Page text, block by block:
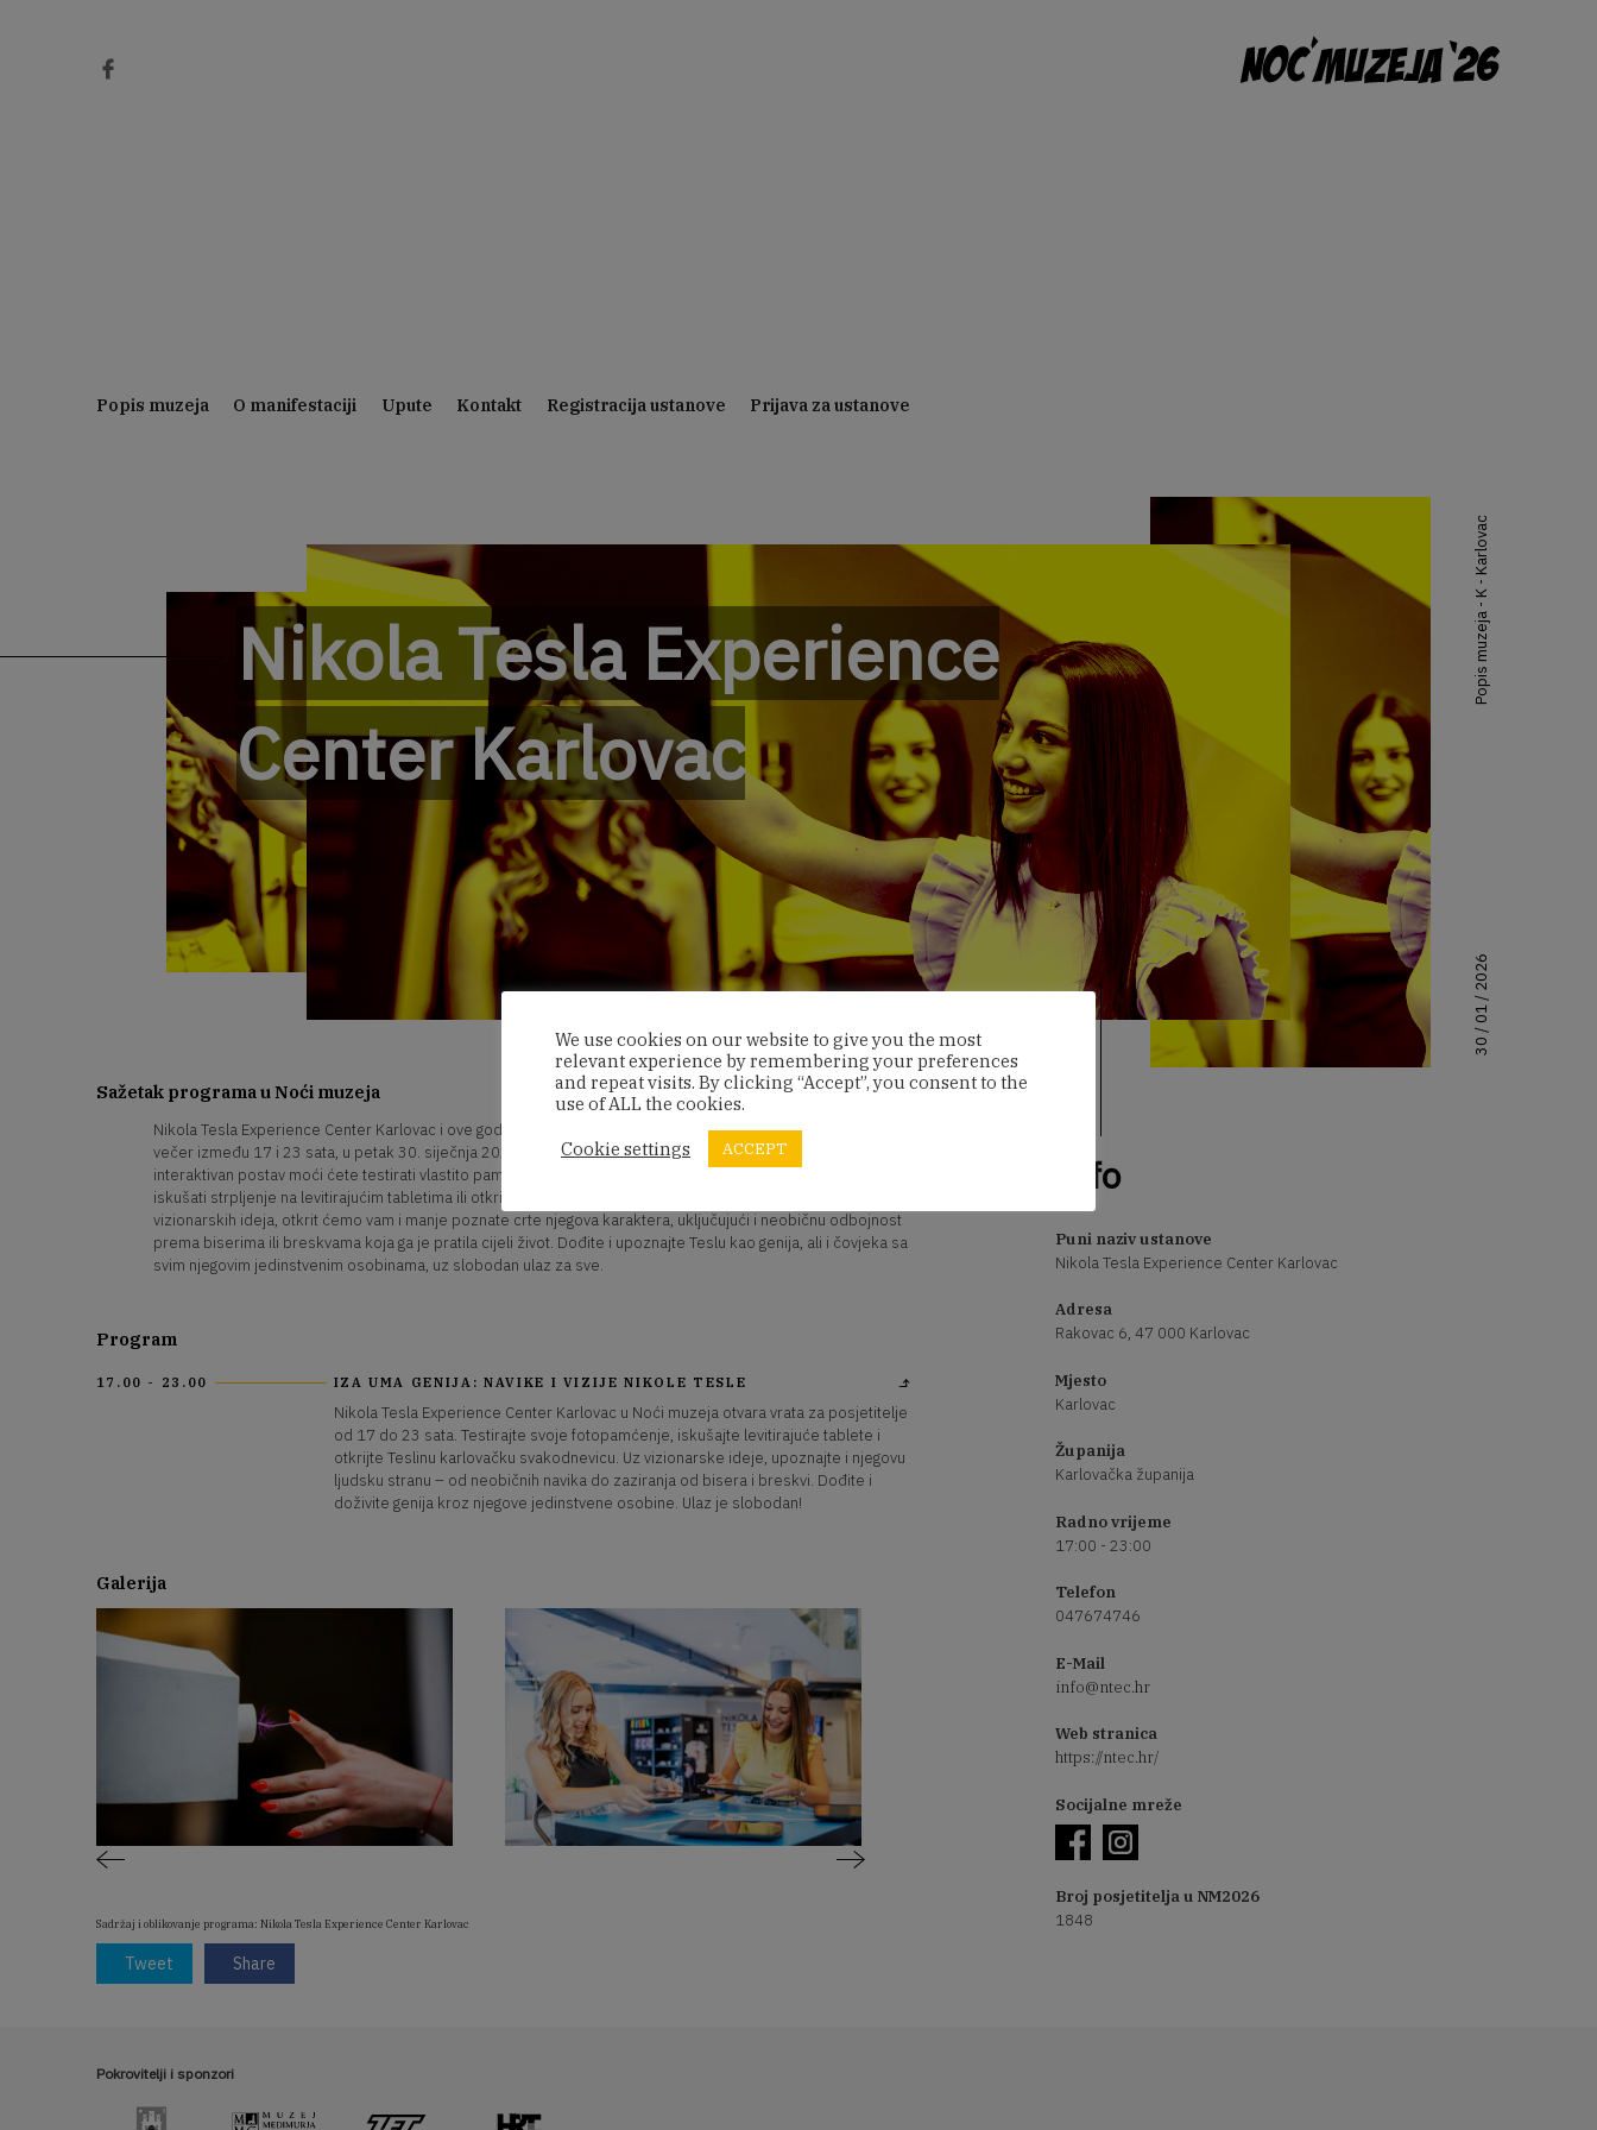
Popis muzeja O manifestaciji Upute Kontakt Registracija ustanove Prijava za ustanove
Nikola Tesla Experience
Center Karlovac
30 / 01 / 2026
Popis muzeja - K - Karlovac
Sažetak programa u Noći muzeja
Nikola Tesla Experience Center Karlovac i ove godine postaje dio Noći muzeja, pozivajući posjetitelje da
večer između 17 i 23 sata, u petak 30. siječnja 2026., provedu istražujući svijet velikog izumitelja. Kroz
interaktivan postav moći ćete testirati vlastito pamćenje u usporedbi s Teslinim čuvenim fotopamćenjem,
iskušati strpljenje na levitirajućim tabletima ili otkriti kako je izgledala njegova karlovačka svakodnevica. Osim
vizionarskih ideja, otkrit ćemo vam i manje poznate crte njegova karaktera, uključujući i neobičnu odbojnost
prema biserima ili breskvama koja ga je pratila cijeli život. Dođite i upoznajte Teslu kao genija, ali i čovjeka sa
svim njegovim jedinstvenim osobinama, uz slobodan ulaz za sve.
Program
17.00 - 23.00 IZA UMA GENIJA: NAVIKE I VIZIJE NIKOLE TESLE
Nikola Tesla Experience Center Karlovac u Noći muzeja otvara vrata za posjetitelje
od 17 do 23 sata. Testirajte svoje fotopamćenje, iskušajte levitirajuće tablete i
otkrijte Teslinu karlovačku svakodnevicu. Uz vizionarske ideje, upoznajte i njegovu
ljudsku stranu – od neobičnih navika do zaziranja od bisera i breskvi. Dođite i
doživite genija kroz njegove jedinstvene osobine. Ulaz je slobodan!
Galerija
Sadržaj i oblikovanje programa: Nikola Tesla Experience Center Karlovac
Tweet Share
Info
Puni naziv ustanove
Nikola Tesla Experience Center Karlovac
Adresa
Rakovac 6, 47 000 Karlovac
Mjesto
Karlovac
Županija
Karlovačka županija
Radno vrijeme
17:00 - 23:00
Telefon
047674746
E-Mail
info@ntec.hr
Web stranica
https://ntec.hr/
Socijalne mreže
Broj posjetitelja u NM2026
1848
Pokrovitelji i sponzori
We use cookies on our website to give you the most
relevant experience by remembering your preferences
and repeat visits. By clicking “Accept”, you consent to the
use of ALL the cookies.
Cookie settings
ACCEPT